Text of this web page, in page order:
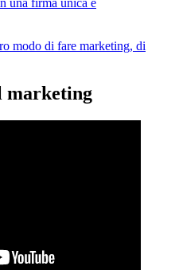
modo di fare marketing, di
marketing